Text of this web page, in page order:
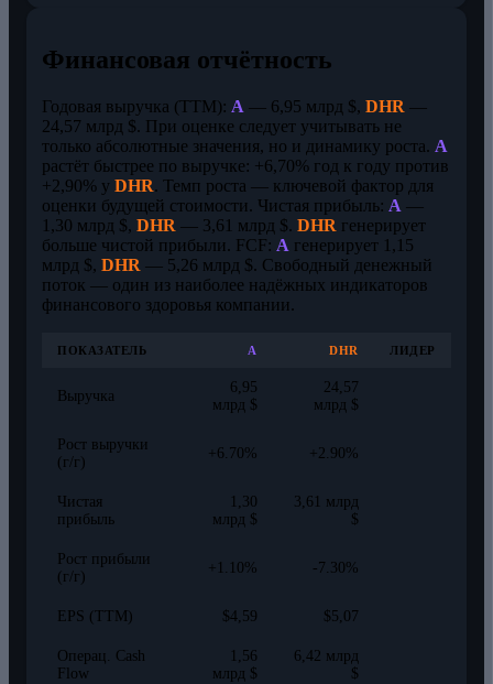
Финансовая отчётность
Годовая выручка (TTM): A — 6,95 млрд $, DHR —
24,57 млрд $. При оценке следует учитывать не
только абсолютные значения, но и динамику роста. A
растёт быстрее по выручке: +6,70% год к году против
+2,90% у DHR. Темп роста — ключевой фактор для
оценки будущей стоимости. Чистая прибыль: A —
1,30 млрд $, DHR — 3,61 млрд $. DHR генерирует
больше чистой прибыли. FCF: A генерирует 1,15
млрд $, DHR — 5,26 млрд $. Свободный денежный
поток — один из наиболее надёжных индикаторов
финансового здоровья компании.
ПОКАЗАТЕЛЬ A DHR ЛИДЕР
Выручка
6,95
млрд $
24,57
млрд $
Рост выручки
(г/г)
+6.70% +2.90%
Чистая
прибыль
1,30
млрд $
3,61 млрд
$
Рост прибыли
(г/г)
+1.10% -7.30%
EPS (TTM) $4,59 $5,07
Операц. Cash
Flow
1,56
млрд $
6,42 млрд
$